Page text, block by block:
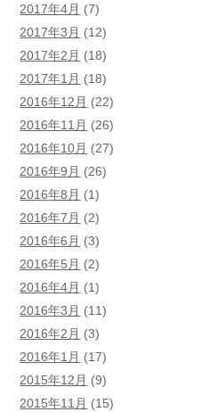
2017年4月 (7)
2017年3月 (12)
2017年2月 (18)
2017年1月 (18)
2016年12月 (22)
2016年11月 (26)
2016年10月 (27)
2016年9月 (26)
2016年8月 (1)
2016年7月 (2)
2016年6月 (3)
2016年5月 (2)
2016年4月 (1)
2016年3月 (11)
2016年2月 (3)
2016年1月 (17)
2015年12月 (9)
2015年11月 (15)